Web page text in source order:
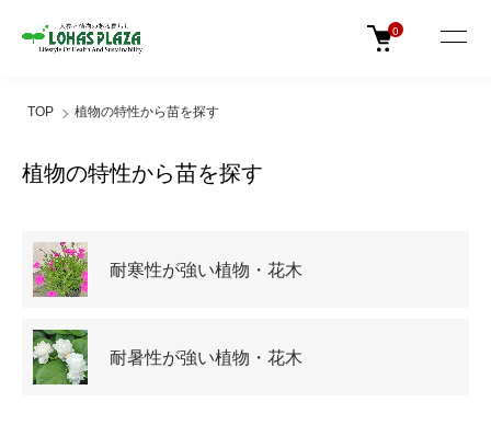
0
TOP 植物の特性から苗を探す
植物の特性から苗を探す
耐寒性が強い植物・花木
耐暑性が強い植物・花木